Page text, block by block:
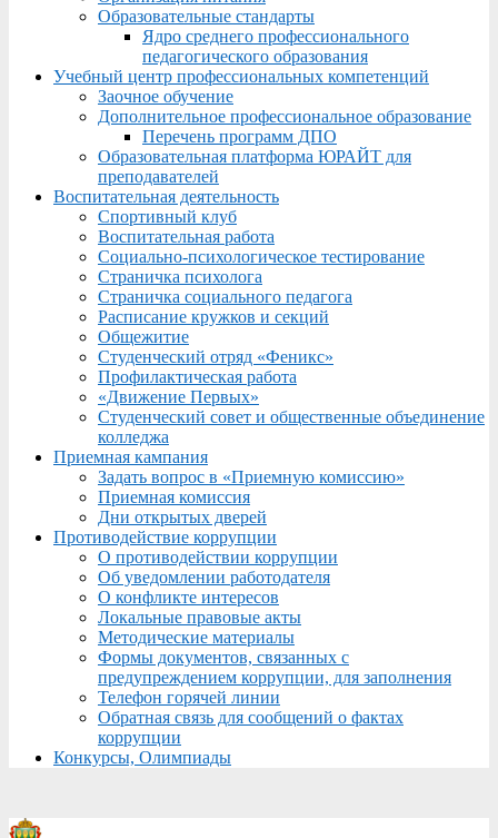
Образовательные стандарты
Ядро среднего профессионального
педагогического образования
Учебный центр профессиональных компетенций
Заочное обучение
Дополнительное профессиональное образование
Перечень программ ДПО
Образовательная платформа ЮРАЙТ для
преподавателей
Воспитательная деятельность
Спортивный клуб
Воспитательная работа
Социально-психологическое тестирование
Страничка психолога
Страничка социального педагога
Расписание кружков и секций
Общежитие
Студенческий отряд «Феникс»
Профилактическая работа
«Движение Первых»
Студенческий совет и общественные объединение
колледжа
Приемная кампания
Задать вопрос в «Приемную комиссию»
Приемная комиссия
Дни открытых дверей
Противодействие коррупции
О противодействии коррупции
Об уведомлении работодателя
О конфликте интересов
Локальные правовые акты
Методические материалы
Формы документов, связанных с
предупреждением коррупции, для заполнения
Телефон горячей линии
Обратная связь для сообщений о фактах
коррупции
Конкурсы, Олимпиады